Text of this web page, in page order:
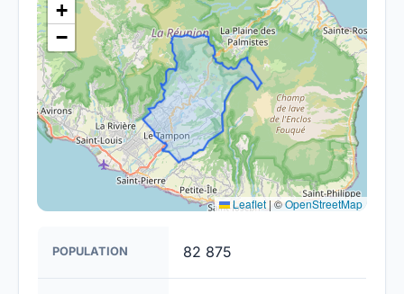
français d'ici 2030.
+
−
Leaflet | ©OpenStreetMap
POPULATION 82 875